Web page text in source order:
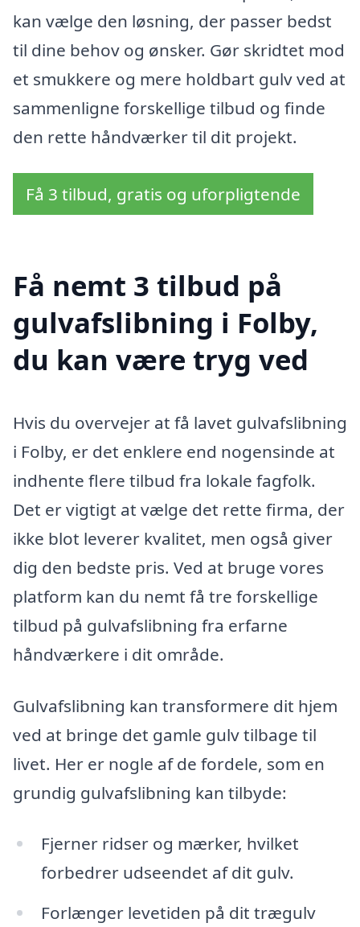
kan vælge den løsning, der passer bedst
til dine behov og ønsker. Gør skridtet mod
et smukkere og mere holdbart gulv ved at
sammenligne forskellige tilbud og finde
den rette håndværker til dit projekt.
Få 3 tilbud, gratis og uforpligtende
Få nemt 3 tilbud på
gulvafslibning i Folby,
du kan være tryg ved
Hvis du overvejer at få lavet gulvafslibning
i Folby, er det enklere end nogensinde at
indhente flere tilbud fra lokale fagfolk.
Det er vigtigt at vælge det rette firma, der
ikke blot leverer kvalitet, men også giver
dig den bedste pris. Ved at bruge vores
platform kan du nemt få tre forskellige
tilbud på gulvafslibning fra erfarne
håndværkere i dit område.
Gulvafslibning kan transformere dit hjem
ved at bringe det gamle gulv tilbage til
livet. Her er nogle af de fordele, som en
grundig gulvafslibning kan tilbyde:
Fjerner ridser og mærker, hvilket
forbedrer udseendet af dit gulv.
Forlænger levetiden på dit trægulv